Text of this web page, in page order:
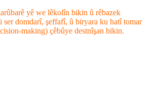
yê we lêkolîn bikin û rêbazek
ser domdarî, şeffafî, û biryara ku hatî tomar
making) çêbûye destnîşan bikin.